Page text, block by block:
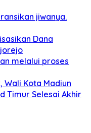
jiwanya.
Dana
melalui proses
Wali Kota Madiun
Timur Selesai Akhir